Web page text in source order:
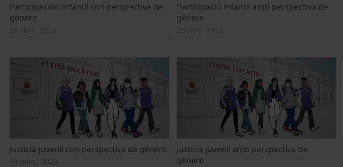
Participación infantil con perspectiva de
género
26 abril, 2023
Participació infantil amb perspectiva de
gènere
26 abril, 2023
Justicia juvenil con perspectiva de género
24 març, 2023
Justícia juvenil amb perspectiva de
gènere